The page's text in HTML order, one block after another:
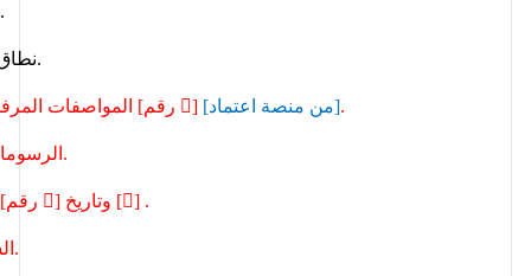
الشروط المالية.
نطاق العمل المفصل.
] [من منصة اعتماد].
الرسومات والمخططات.
 ] وتاريخ [] .
الشروط المفصلة.